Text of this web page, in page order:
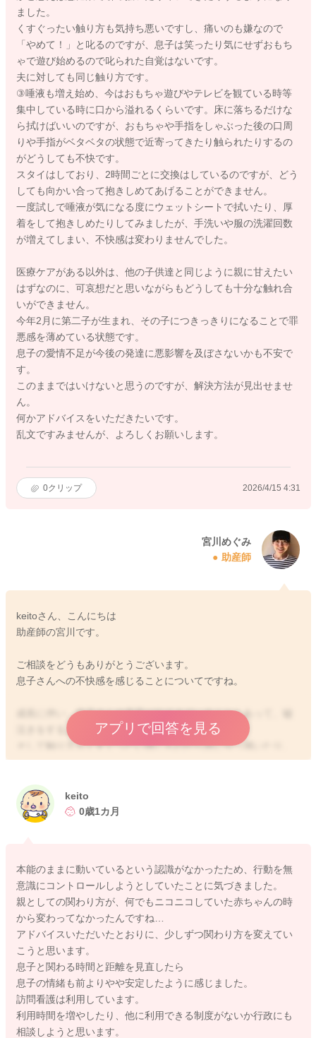
ました。
くすぐったい触り方も気持ち悪いですし、痛いのも嫌なので
「やめて！」と叱るのですが、息子は笑ったり気にせずおもち
ゃで遊び始めるので叱られた自覚はないです。
夫に対しても同じ触り方です。
③唾液も増え始め、今はおもちゃ遊びやテレビを観ている時等
集中している時に口から溢れるくらいです。床に落ちるだけな
ら拭けばいいのですが、おもちゃや手指をしゃぶった後の口周
りや手指がベタベタの状態で近寄ってきたり触られたりするの
がどうしても不快です。
スタイはしており、2時間ごとに交換はしているのですが、どう
しても向かい合って抱きしめてあげることができません。
一度試しで唾液が気になる度にウェットシートで拭いたり、厚
着をして抱きしめたりしてみましたが、手洗いや服の洗濯回数
が増えてしまい、不快感は変わりませんでした。
医療ケアがある以外は、他の子供達と同じように親に甘えたい
はずなのに、可哀想だと思いながらもどうしても十分な触れ合
いができません。
今年2月に第二子が生まれ、その子につきっきりになることで罪
悪感を薄めている状態です。
息子の愛情不足が今後の発達に悪影響を及ぼさないかも不安で
す。
このままではいけないと思うのですが、解決方法が見出せませ
ん。
何かアドバイスをいただきたいです。
乱文ですみませんが、よろしくお願いします。
0クリップ 2026/4/15 4:31
宮川めぐみ
助産師
keitoさん、こんにちは
助産師の宮川です。
ご相談をどうもありがとうございます。
息子さんへの不快感を感じることについてですね。
成長に伴い、息子さんの意思が出てきていることもあって、嘘
泣きをするようになっているのですね。
そして触り方もくすぐったい感じものから急に引っ掻いたり、
叩くようなこともあるのですね。
唾液も増えて垂らしたり、ベトベトのままで近寄られることも
あるということで、お困りですね。
ね。
息子さんのおかれている状況が詳しくわからないのですが、お
家での医療ケアを続けておられることもあるということで、訪
問看護を受けられていることもあるでしょうか？
息子さんへの関わり方も成長に合わせて少しずつ変えていく必
要もあるかもしれません。
触って欲しくないものを取り上げる時には、その代わりに何か
渡してあげてみたり、気持ちを受け止めるようにしてあげなが
アプリで回答を見る
keito
0歳1カ月
本能のままに動いているという認識がなかったため、行動を無
意識にコントロールしようとしていたことに気づきました。
親としての関わり方が、何でもニコニコしていた赤ちゃんの時
から変わってなかったんですね…
アドバイスいただいたとおりに、少しずつ関わり方を変えてい
こうと思います。
息子と関わる時間と距離を見直したら
息子の情緒も前よりやや安定したように感じました。
訪問看護は利用しています。
利用時間を増やしたり、他に利用できる制度がないか行政にも
相談しようと思います。